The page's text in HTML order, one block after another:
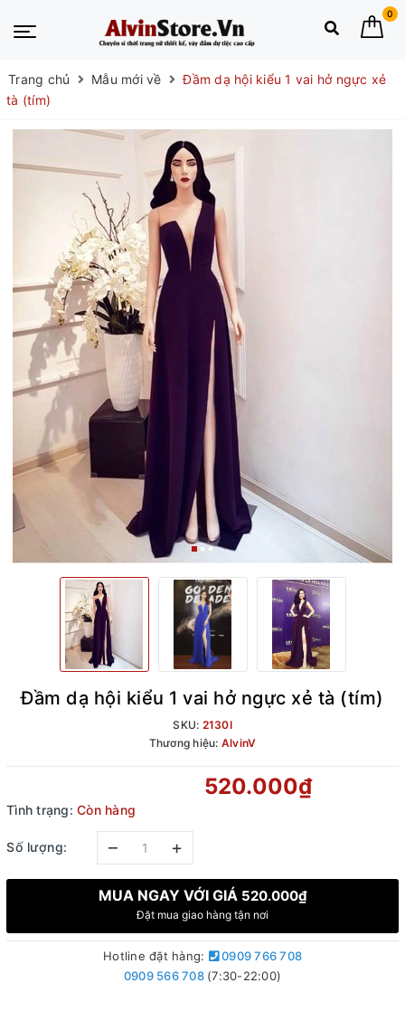
0
Trang chủ Mẫu mới về
Đầm dạ hội kiểu 1 vai hở ngực xẻ
tà (tím)
Đầm dạ hội kiểu 1 vai hở ngực xẻ tà (tím)
SKU: 2130I
Thương hiệu: AlvinV
520.000₫
Tình trạng: Còn hàng
Số lượng: – +
MUA NGAY VỚI GIÁ 520.000₫
Đặt mua giao hàng tận nơi
Hotline đặt hàng:
0909 766 708
0909 566 708 (7:30-22:00)